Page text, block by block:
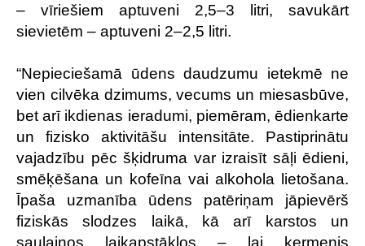
– vīriešiem aptuveni 2,5–3 litri, savukārt
sievietēm – aptuveni 2–2,5 litri.
“Nepieciešamā ūdens daudzumu ietekmē ne
vien cilvēka dzimums, vecums un miesasbūve,
bet arī ikdienas ieradumi, piemēram, ēdienkarte
un fizisko aktivitāšu intensitāte. Pastiprinātu
vajadzību pēc šķidruma var izraisīt sāļi ēdieni,
smēķēšana un kofeīna vai alkohola lietošana.
Īpaša uzmanība ūdens patēriņam jāpievērš
fiziskās slodzes laikā, kā arī karstos un
saulainos laikapstākļos – lai ķermenis